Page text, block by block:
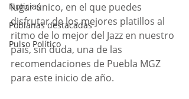
Noticias
Poblanas destacadas
Pulso Político
lugar único, en el que puedes
disfrutar de los mejores platillos al
ritmo de lo mejor del Jazz en nuestro
país, sin duda, una de las
recomendaciones de Puebla MGZ
para este inicio de año.